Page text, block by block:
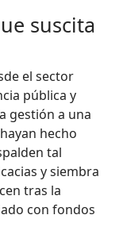
suscita
el sector
pública y
gestión a una
hecho
tal
y siembra
tras la
con fondos